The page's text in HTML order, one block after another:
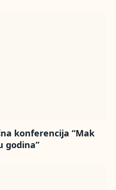
konferencija “Mak
godina”